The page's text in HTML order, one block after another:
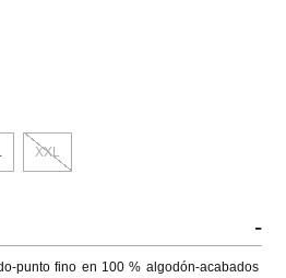
XXL
-
punto fino en 100 % algodón-acabados